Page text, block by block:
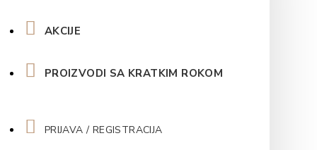
AKCIJE
PROIZVODI SA KRATKIM ROKOM
PRIJAVA / REGISTRACIJA